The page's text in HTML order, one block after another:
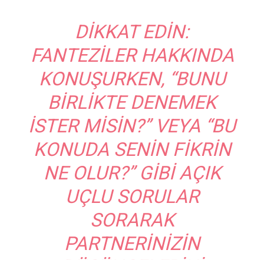
DIKKAT EDIN:
FANTEZILER HAKKINDA
KONUŞURKEN, “BUNU
BIRLIKTE DENEMEK
ISTER MISIN?” VEYA “BU
KONUDA SENIN FIKRIN
NE OLUR?” GIBI AÇIK
UÇLU SORULAR
SORARAK
PARTNERINIZIN